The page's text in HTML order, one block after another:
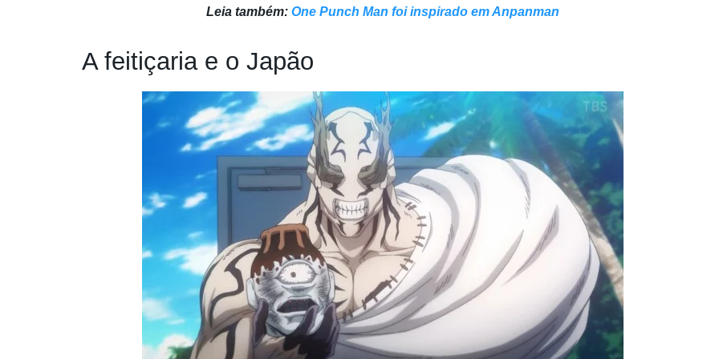
Leia também: One Punch Man foi inspirado em Anpanman
A feitiçaria e o Japão